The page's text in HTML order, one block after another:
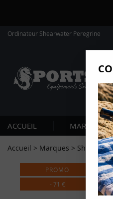
Ordinateur Shearwater Peregrine
ACCUEIL MARQUES
Accueil > Marques >
PROMO
-71 €